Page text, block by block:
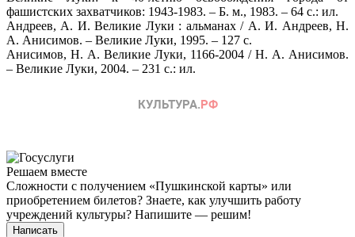
фашистских захватчиков: 1943-1983. – Б. м., 1983. – 64 с.: ил.
Андреев, А. И. Великие Луки : альманах / А. И. Андреев, Н.
А. Анисимов. – Великие Луки, 1995. – 127 с.
Анисимов, Н. А. Великие Луки, 1166-2004 / Н. А. Анисимов.
– Великие Луки, 2004. – 231 с.: ил.
Решаем вместе
Сложности с получением «Пушкинской карты» или
приобретением билетов? Знаете, как улучшить работу
учреждений культуры? Напишите — решим!
Написать